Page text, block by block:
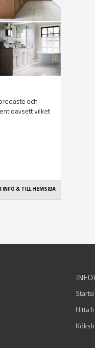
och
oavsett vilket
INFO & TILL HEMSIDA
Hitta